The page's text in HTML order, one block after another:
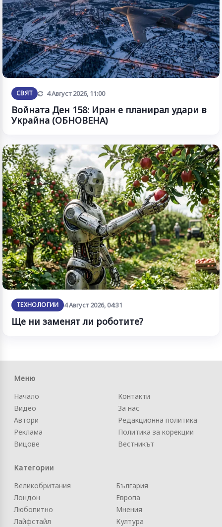
СВЯТ Обновена
4 Август 2026, 11:00
Войната Ден 158: Иран е планирал удари в
Украйна (ОБНОВЕНА)
ТЕХНОЛОГИИ 4 Август 2026, 04:31
Ще ни заменят ли роботите?
Меню
Начало
Видео
Автори
Реклама
Вицове
Контакти
За нас
Редакционна политика
Политика за корекции
Вестникът
Категории
Великобритания
Лондон
Любопитно
Лайфстайл
България
Европа
Мнения
Култура